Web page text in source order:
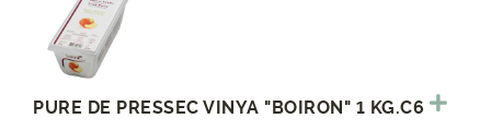
PURE DE PRESSEC VINYA "BOIRON" 1 KG.C6